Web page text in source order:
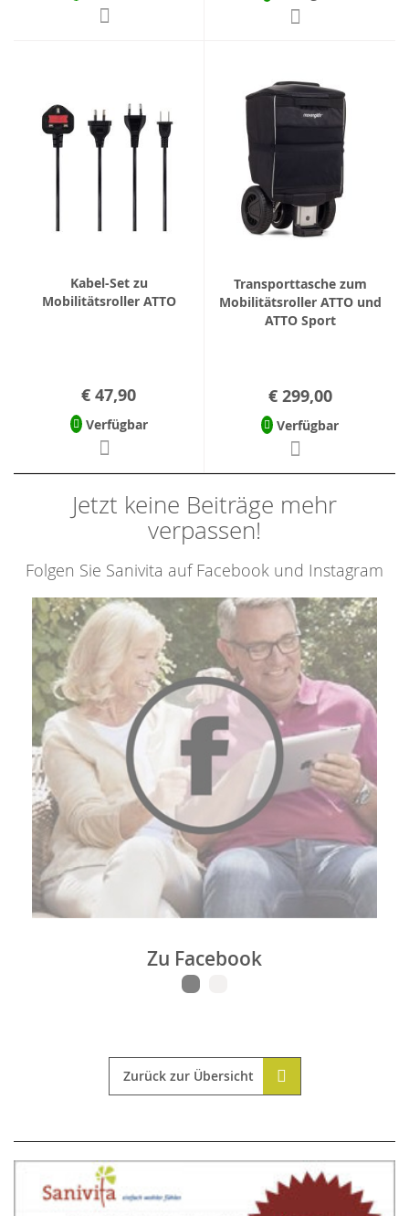
Kabel-Set zu
Mobilitätsroller ATTO
€ 47,90
Verfügbar
Transporttasche zum
Mobilitätsroller ATTO und
ATTO Sport
€ 299,00
Verfügbar
Jetzt keine Beiträge mehr
verpassen!
Folgen Sie Sanivita auf Facebook und Instagram
Zu Facebook
Zurück zur Übersicht